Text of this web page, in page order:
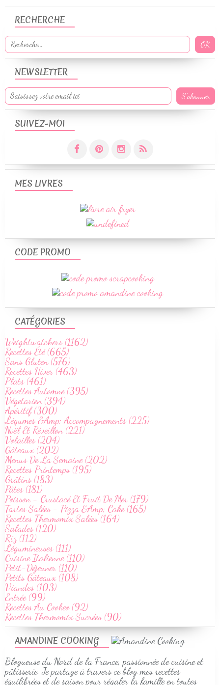
NEWSLETTER
SUIVEZ-MOI
RECHERCHE
AMANDINE COOKING
Blogueuse du Nord de la France, passionnée de cuisine et
pâtisserie. Je partage à travers ce blog mes recettes
équilibrées et de saison pour régaler la famille en toutes
CATÉGORIES
Weightwatchers (1162)
Recettes Été (665)
Sans Gluten (576)
Recettes Hiver (463)
Plats (461)
Recettes Automne (395)
Végetarien (394)
Apéritif (300)
Légumes &Amp; Accompagnements (225)
Noël Et Réveillon (221)
Volailles (204)
Gâteaux (202)
Menus De La Semaine (202)
Recettes Printemps (195)
Grâtins (183)
Pâtes (181)
Poisson - Crustacé Et Fruit De Mer (179)
Tartes Salées - Pizza &Amp; Cake (165)
Recettes Thermomix Salées (164)
Salades (120)
Riz (112)
Légumineuses (111)
Cuisine Italienne (110)
Petit-Déjeuner (110)
Petits Gâteaux (108)
Viandes (103)
Entrée (99)
Recettes Au Cookeo (92)
Recettes Thermomix Sucrées (90)
MES LIVRES
CODE PROMO